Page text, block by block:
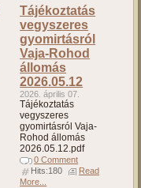
Tájékoztatás
vegyszeres
gyomirtásról
Vaja-Rohod
állomás
2026.05.12
2026. április 07.
Tájékoztatás
vegyszeres
gyomirtásról Vaja-
Rohod állomás
2026.05.12.pdf
0 Comment
Hits:180
Read
More...